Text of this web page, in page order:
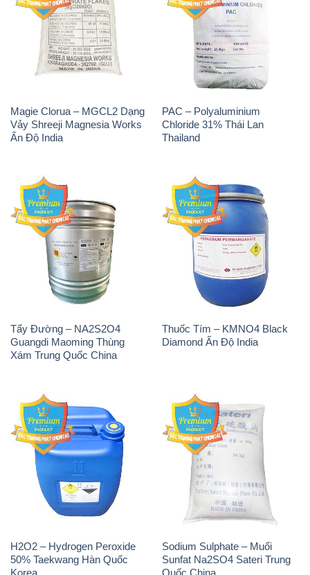
Magie Clorua – MGCL2 Dạng
Vảy Shreeji Magnesia Works
Ấn Độ India
PAC – Polyaluminium
Chloride 31% Thái Lan
Thailand
Tẩy Đường – NA2S2O4
Guangdi Maoming Thùng
Xám Trung Quốc China
Thuốc Tím – KMNO4 Black
Diamond Ấn Độ India
H2O2 – Hydrogen Peroxide
50% Taekwang Hàn Quốc
Korea
Sodium Sulphate – Muối
Sunfat Na2SO4 Sateri Trung
Quốc China